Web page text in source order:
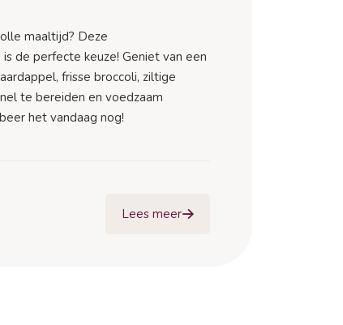
maaltijd? Deze
de perfecte keuze! Geniet van een
frisse broccoli, ziltige
te bereiden en voedzaam
het vandaag nog!
Lees meer